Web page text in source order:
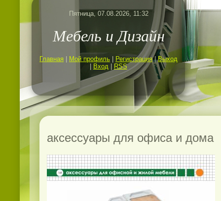
Пятница, 07.08.2026, 11:32
Мебель и Дизайн
Главная Мой профиль Регистрация |Выход
Вход RSS
аксессуары для офиса и дома